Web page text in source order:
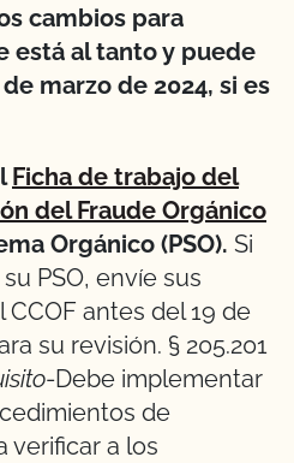
cambios para
está al tanto y puede
marzo de 2024, si es
Ficha de trabajo del
del Fraude Orgánico
Orgánico (PSO). Si
PSO, envíe sus
antes del 19 de
su revisión. § 205.201
-Debe implementar
de
verificar a los